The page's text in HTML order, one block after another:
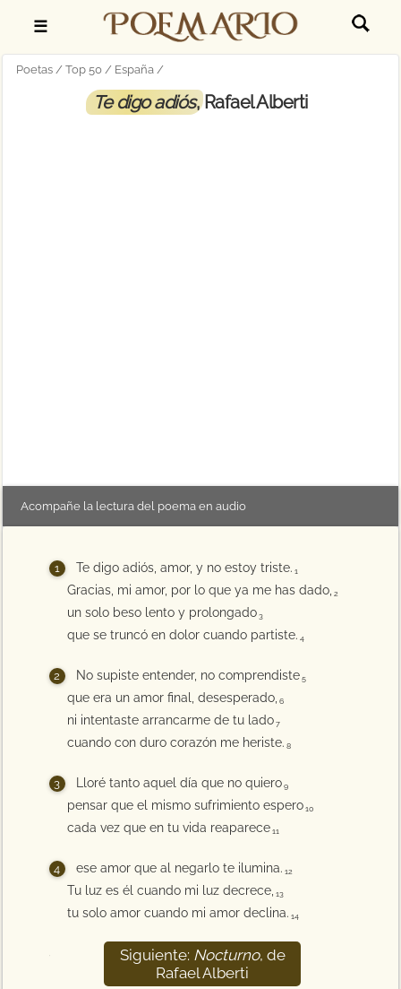
☰
Poetas Top 50 España
Te digo adiós, Rafael Alberti
Acompañe la lectura del poema en audio
Te digo adiós, amor, y no estoy triste. 1
Gracias, mi amor, por lo que ya me has dado, 2
un solo beso lento y prolongado 3
que se truncó en dolor cuando partiste. 4
No supiste entender, no comprendiste 5
que era un amor final, desesperado, 6
ni intentaste arrancarme de tu lado 7
cuando con duro corazón me heriste. 8
Lloré tanto aquel día que no quiero 9
pensar que el mismo sufrimiento espero 10
cada vez que en tu vida reaparece 11
ese amor que al negarlo te ilumina. 12
Tu luz es él cuando mi luz decrece, 13
tu solo amor cuando mi amor declina. 14
Siguiente: Nocturno, de
Rafael Alberti